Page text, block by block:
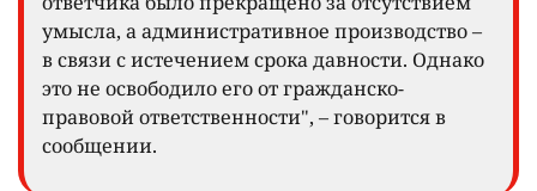
умысла, а административное производство –
в связи с истечением срока давности. Однако
это не освободило его от гражданско-
правовой ответственности", – говорится в
сообщении.